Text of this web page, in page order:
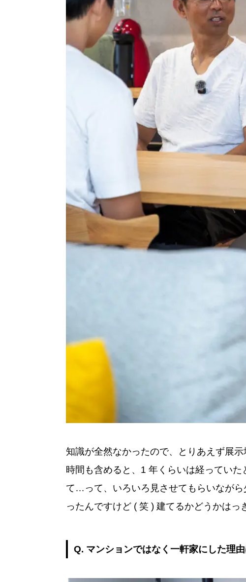
知識が全然なかったので、とりあえず展
時間も含めると、1 年くらいは経ってい
て…って、いろいろ見させてもらいなが
ったんですけど ( 笑 ) 建てるかどうかはっ
Q. マンションではなく一軒家にした理由